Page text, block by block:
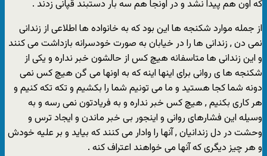
که اون هم پیدا نشد و در اونجا هم سه بار دستبند قپانی زدند .
از جمله موارد شکنجه ها این بود که به خانواده ها اطلاعی از زندانی
نمی دن , زندانی ها را در خیابان به صورت خودسرانه بازداشت می کنند
و این زندانی ها متاسفانه هیچ کس از حالشون خبر نداره و یکی از
شکنجه ها ی روانی برای اینها اینه که به اونها می گن هیچ کس نمی
دونه شما کجا هستید و ما می تونیم شما را بکشیم و تکه تکه کنیم و
هر کاری بکنیم , هیچ کس خبر نداره و به فریادتون نمی رسه و به
وسیله این فشارهای روانی و اینجور بی خبر ماندن و ایجاد ترس و
وحشت در دل زندانیان , آنها را وادار می کنند که بیاید و بر علیه خودش
و هر چیز دیگری که آنها می خواهند اعتراف کنه .